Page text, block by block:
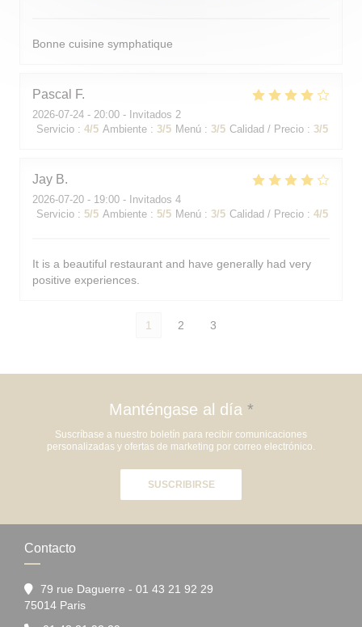
Bonne cuisine symphatique
Pascal F
2026-07-24 - 20:00 - Invitados 2
Servicio : 4/5 Ambiente : 3/5 Menú : 3/5 Calidad / Precio : 3/5
Jay B
2026-07-20 - 19:00 - Invitados 4
Servicio : 5/5 Ambiente : 5/5 Menú : 3/5 Calidad / Precio : 4/5
It is a beautiful restaurant and have generally had very
positive experiences.
1 2 3
Manténgase al día *
Suscríbase a nuestro boletín para recibir comunicaciones
personalizadas y ofertas de marketing por correo electrónico.
SUSCRIBIRSE
Contacto
79 rue Daguerre - 01 43 21 92 29
75014 Paris((abre en una nueva ventana))